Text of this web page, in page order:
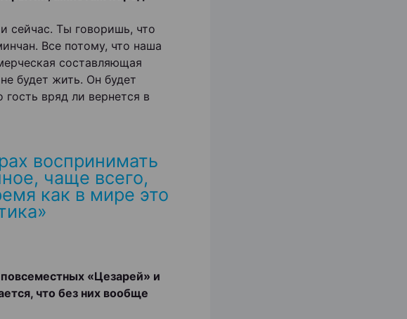
сейчас. Ты говоришь, что
Все потому, что наша
составляющая
будет жить. Он будет
вряд ли вернется в
воспринимать
чаще всего,
как в мире это
«Цезарей» и
что без них вообще